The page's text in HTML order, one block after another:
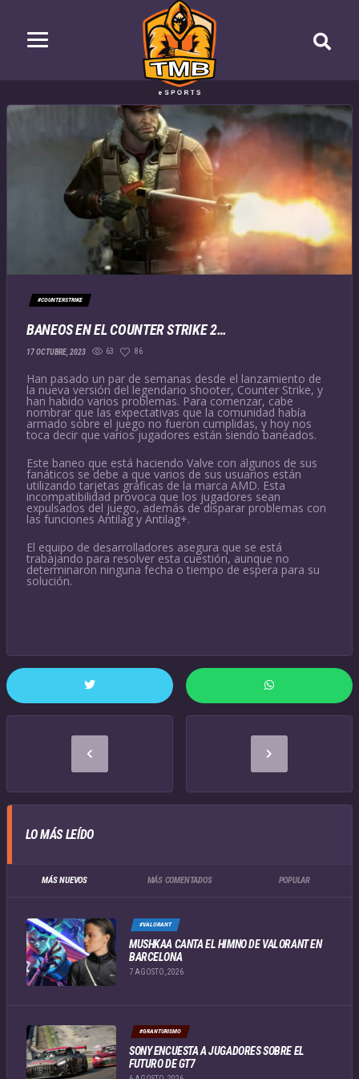
#COUNTERSTRIKE
BANEOS EN EL COUNTER STRIKE 2…
17 OCTUBRE, 2023 63 86
Han pasado un par de semanas desde el lanzamiento de
la nueva versión del legendario shooter, Counter Strike, y
han habido varios problemas. Para comenzar, cabe
nombrar que las expectativas que la comunidad había
armado sobre el juego no fueron cumplidas, y hoy nos
toca decir que varios jugadores están siendo baneados.
Este baneo que está haciendo Valve con algunos de sus
fanáticos se debe a que varios de sus usuarios están
utilizando tarjetas gráficas de la marca AMD. Esta
incompatibilidad provoca que los jugadores sean
expulsados del juego, además de disparar problemas con
las funciones Antilag y Antilag+.
El equipo de desarrolladores asegura que se está
trabajando para resolver esta cuestión, aunque no
determinaron ninguna fecha o tiempo de espera para su
solución.
LO MÁS LEÍDO
MÁS NUEVOS MÁS COMENTADOS POPULAR
#VALORANT
MUSHKAA CANTA EL HIMNO DE VALORANT EN
BARCELONA
7 AGOSTO, 2026
#GRANTURISMO
SONY ENCUESTA A JUGADORES SOBRE EL
FUTURO DE GT7